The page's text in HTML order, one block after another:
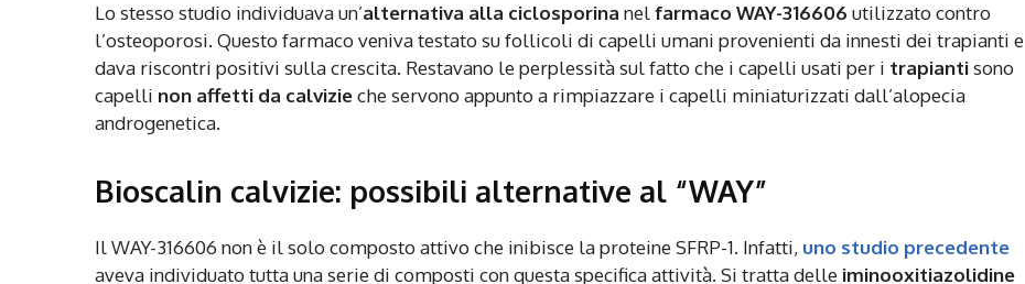
Lo stesso studio individuava un’alternativa alla ciclosporina nelfarmaco WAY-316606 utilizzato contro
l’osteoporosi. Questo farmaco veniva testato su follicoli di capelli umani provenienti da innesti dei trapianti e
dava riscontri positivi sulla crescita. Restavano le perplessità sul fatto che i capelli usati per i trapiantisono
capelli non affetti da calvizieche servono appunto a rimpiazzare i capelli miniaturizzati dall’alopecia
androgenetica.
Bioscalin calvizie: possibili alternative al “WAY”
Il WAY-316606 non è il solo composto attivo che inibisce la proteine SFRP-1. Infatti, uno studio precedente
aveva individuato tutta una serie di composti con questa specifica attività. Si tratta delle iminooxitiazolidine